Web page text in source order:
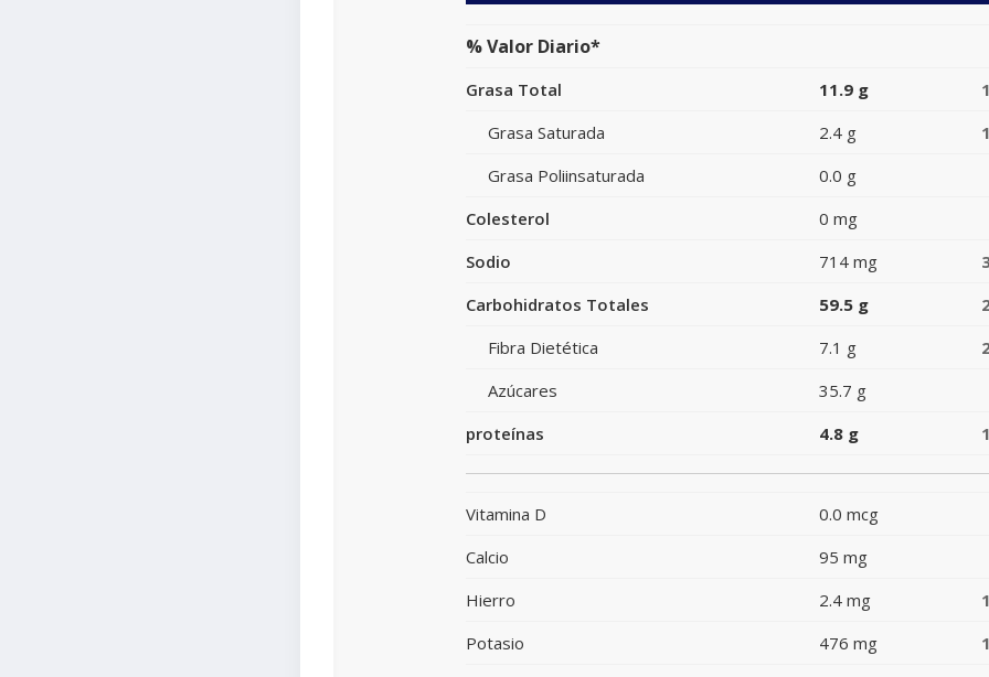
% Valor Diario*
Grasa Total 11.9 g
Grasa Saturada
2.4 g
Grasa Poliinsaturada
0.0 g
Colesterol
0 mg
Sodio
714 mg
Carbohidratos Totales
59.5 g
Fibra Dietética
7.1 g
Azúcares
35.7 g
proteínas
4.8 g
Vitamina D
0.0 mcg
Calcio
95 mg
Hierro
2.4 mg
Potasio
476 mg